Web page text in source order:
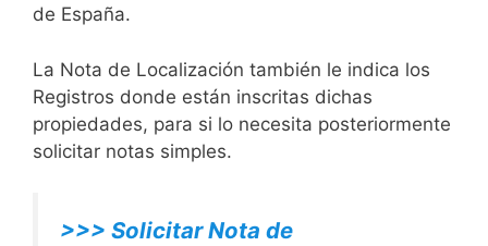
de España.
La Nota de Localización también le indica los
Registros donde están inscritas dichas
propiedades, para si lo necesita posteriormente
solicitar notas simples.
>>> Solicitar Nota de